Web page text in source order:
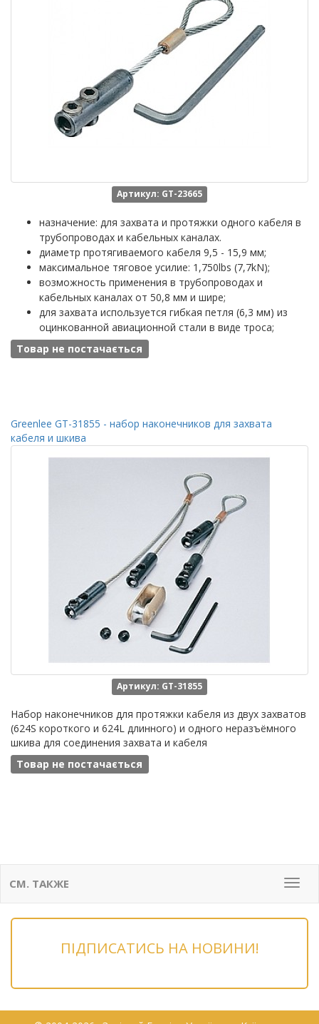
Артикул: GT-23665
назначение: для захвата и протяжки одного кабеля в
трубопроводах и кабельных каналах.
диаметр протягиваемого кабеля 9,5 - 15,9 мм;
максимальное тяговое усилие: 1,750lbs (7,7kN);
возможность применения в трубопроводах и
кабельных каналах от 50,8 мм и шире;
для захвата используется гибкая петля (6,3 мм) из
оцинкованной авиационной стали в виде троса;
Товар не постачається
Greenlee GT-31855 - набор наконечников для захвата
кабеля и шкива
Артикул: GT-31855
Набор наконечников для протяжки кабеля из двух захватов
(624S короткого и 624L длинного) и одного неразъёмного
шкива для соединения захвата и кабеля
Товар не постачається
Меню
СМ. ТАКЖЕ
ПІДПИСАТИСЬ НА НОВИНИ!